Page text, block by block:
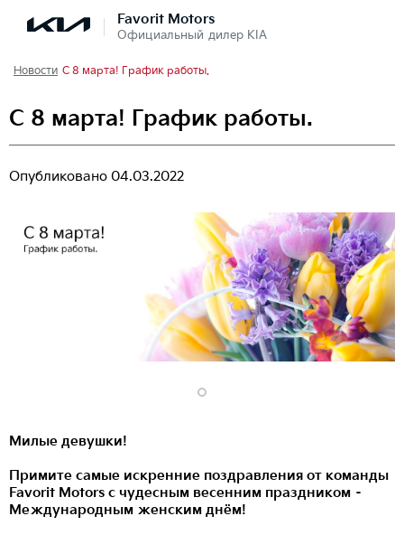
Favorit Motors
Официальный дилер KIA
Новости С 8 марта! График работы.
С 8 марта! График работы.
Опубликовано 04.03.2022
Милые девушки!
Примите самые искренние поздравления от команды
Favorit Motors с чудесным весенним праздником –
Международным женским днём!